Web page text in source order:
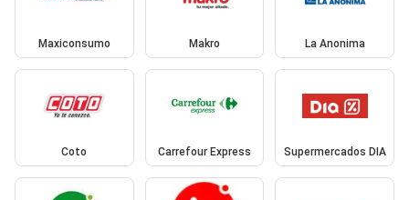
Maxiconsumo Makro La Anonima
Coto Carrefour Express Supermercados DIA